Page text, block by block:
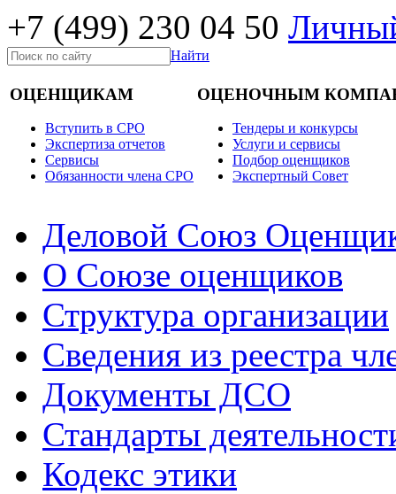
+7 (499) 230 04 50
Найти
ОЦЕНЩИКАМ
Вступить в СРО
Экспертиза отчетов
Cервисы
Обязанности члена СРО
ОЦЕНОЧНЫМ
Тендеры и конкурсы
Услуги и сервисы
Подбор оценщиков
Экспертный Совет
Деловой Союз
О Союзе оценщиков
Структура организации
Сведения из реестра
Документы ДСО
Стандарты
Кодекс этики